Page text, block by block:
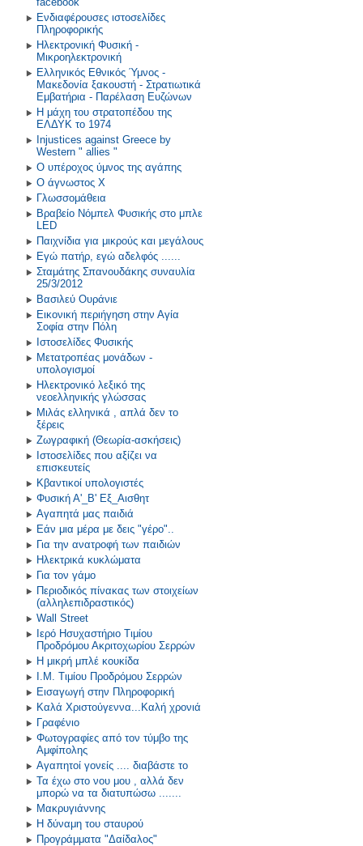
Ενδιαφέρουσες ιστοσελίδες
Πληροφορικής
Ηλεκτρονική Φυσική -
Μικροηλεκτρονική
Ελληνικός Εθνικός Ύμνος -
Μακεδονία ξακουστή - Στρατιωτικά
Εμβατήρια - Παρέλαση Ευζώνων
Η μάχη του στρατοπέδου της
ΕΛΔΥΚ το 1974
Injustices against Greece by
Western " allies "
Ο υπέροχος ύμνος της αγάπης
Ο άγνωστος Χ
Γλωσσομάθεια
Βραβείο Νόμπελ Φυσικής στο μπλε
LED
Παιχνίδια για μικρούς και μεγάλους
Εγώ πατήρ, εγώ αδελφός ......
Σταμάτης Σπανουδάκης συναυλία
25/3/2012
Βασιλεύ Ουράνιε
Εικονική περιήγηση στην Αγία
Σοφία στην Πόλη
Ιστοσελίδες Φυσικής
Μετατροπέας μονάδων -
υπολογισμοί
Ηλεκτρονικό λεξικό της
νεοελληνικής γλώσσας
Μιλάς ελληνικά , απλά δεν το
ξέρεις
Ζωγραφική (Θεωρία-ασκήσεις)
Ιστοσελίδες που αξίζει να
επισκευτείς
Κβαντικοί υπολογιστές
Φυσική Α'_Β' Εξ_Αισθητ
Αγαπητά μας παιδιά
Εάν μια μέρα με δεις "γέρο"..
Για την ανατροφή των παιδιών
Ηλεκτρικά κυκλώματα
Για τον γάμο
Περιοδικός πίνακας των στοιχείων
(αλληλεπιδραστικός)
Wall Street
Ιερό Ησυχαστήριο Τιμίου
Προδρόμου Ακριτοχωρίου Σερρών
Η μικρή μπλέ κουκίδα
Ι.Μ. Τιμίου Προδρόμου Σερρών
Εισαγωγή στην Πληροφορική
Καλά Χριστούγεννα...Καλή χρονιά
Γραφένιο
Φωτογραφίες από τον τύμβο της
Αμφίπολης
Αγαπητοί γονείς .... διαβάστε το
Τα έχω στο νου μου , αλλά δεν
μπορώ να τα διατυπώσω .......
Μακρυγιάννης
Η δύναμη του σταυρού
Προγράμματα "Δαίδαλος"